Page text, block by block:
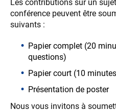
Les contributions sur un
conférence peuvent être
suivants :
Papier complet (20
questions)
Papier court (10
Présentation de poster
Nous vous invitons à